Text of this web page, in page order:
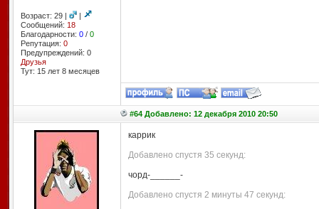
Возраст: 29 |
|
Сообщений: 18
Благодарности: 0/ 0
Репутация: 0
Предупреждений: 0
Друзья
Тут: 15 лет 8 месяцев
#64 Добавлено: 12 декабря 2010 20:50
каррик
Добавлено спустя 35 секунд:
чорд-______-
Добавлено спустя 2 минуты 47 секунд: